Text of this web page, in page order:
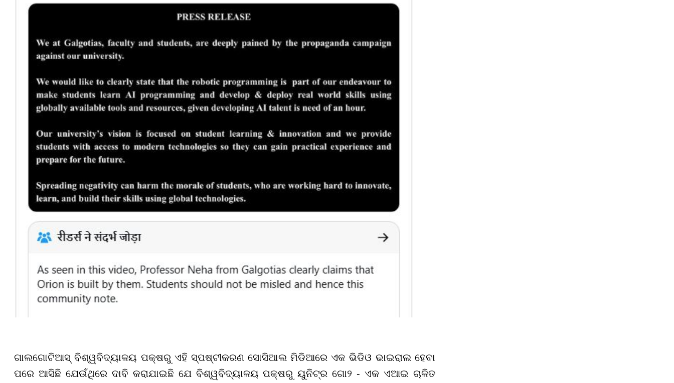
ଗାଲଗୋଟିଆସ୍ ବିଶ୍ୱବିଦ୍ୟାଳୟ ପକ୍ଷରୁ ଏହି ସ୍ପଷ୍ଟୀକରଣ ସୋସିଆଲ ମିଡିଆରେ ଏକ ଭିଡିଓ ଭାଇରାଲ ହେବା
ପରେ ଆସିଛି ଯେଉଁଥିରେ ଦାବି କରାଯାଇଛି ଯେ ବିଶ୍ୱବିଦ୍ୟାଳୟ ପକ୍ଷରୁ ୟୁନିଟ୍ର ଗୋ୨ - ଏକ ଏଆଇ ଚାଳିତ